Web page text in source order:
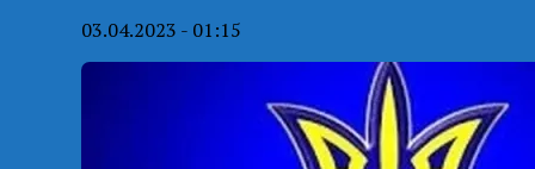
03.04.2023 - 01:15